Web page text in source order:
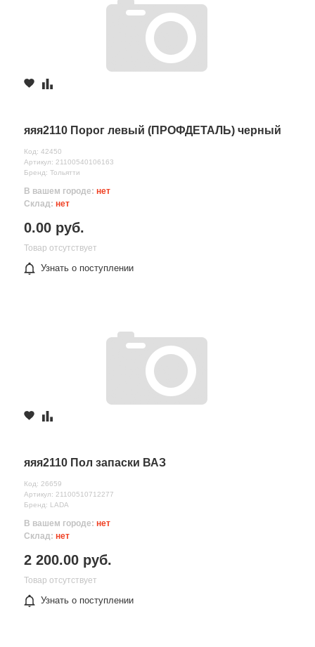
яяя2110 Порог левый (ПРОФДЕТАЛЬ) черный
Код: 42450
Артикул: 21100540106163
Бренд: Тольятти
В вашем городе: нет
Склад: нет
0.00 руб.
Товар отсутствует
Узнать о поступлении
яяя2110 Пол запаски ВАЗ
Код: 26659
Артикул: 21100510712277
Бренд: LADA
В вашем городе: нет
Склад: нет
2 200.00 руб.
Товар отсутствует
Узнать о поступлении